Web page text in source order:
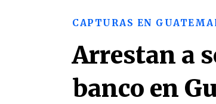
CAPTURAS EN
Arrestan a
banco en